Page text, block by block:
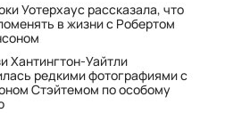
Уотерхаус рассказала, что
в жизни с Робертом
Хантингтон-Уайтли
редкими фотографиями с
Стэйтемом по особому